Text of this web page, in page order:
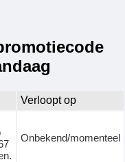
Verloopt op
Onbekend/momenteel